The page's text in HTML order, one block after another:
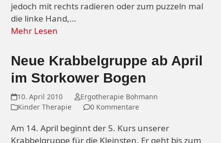
jedoch mit rechts radieren oder zum puzzeln mal
die linke Hand,…
Mehr Lesen
Neue Krabbelgruppe ab April
im Storkower Bogen
10. April 2010
Ergotherapie Bohmann
Kinder Therapie
0 Kommentare
Am 14. April beginnt der 5. Kurs unserer
Krabbelgruppe für die Kleinsten. Er geht bis zum